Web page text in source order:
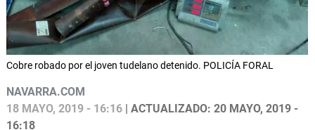
Cobre robado por el joven tudelano detenido. POLICÍA FORAL
NAVARRA.COM
18 MAYO, 2019 - 16:16 | ACTUALIZADO: 20 MAYO, 2019 -
16:18